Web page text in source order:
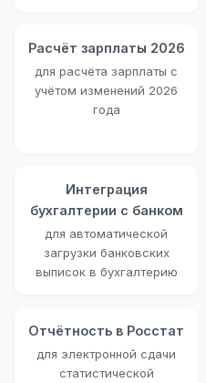
Расчёт зарплаты 2026
для расчёта зарплаты с
учётом изменений 2026
года
Интеграция
бухгалтерии с банком
для автоматической
загрузки банковских
выписок в бухгалтерию
Отчётность в Росстат
для электронной сдачи
статистической